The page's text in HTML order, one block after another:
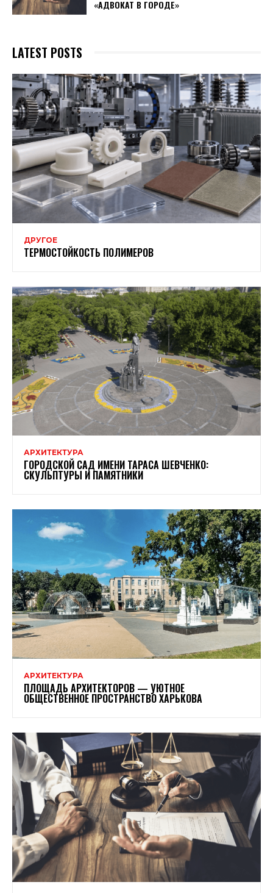
«АДВОКАТ В ГОРОДЕ»
LATEST POSTS
ДРУГОЕ
ТЕРМОСТОЙКОСТЬ ПОЛИМЕРОВ
АРХИТЕКТУРА
ГОРОДСКОЙ САД ИМЕНИ ТАРАСА ШЕВЧЕНКО:
СКУЛЬПТУРЫ И ПАМЯТНИКИ
АРХИТЕКТУРА
ПЛОЩАДЬ АРХИТЕКТОРОВ — УЮТНОЕ
ОБЩЕСТВЕННОЕ ПРОСТРАНСТВО ХАРЬКОВА